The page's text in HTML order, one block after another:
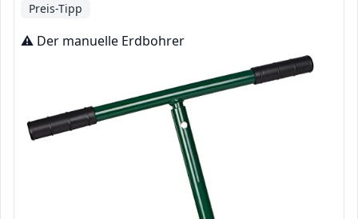
Preis-Tipp
⚠️ Der manuelle Erdbohrer